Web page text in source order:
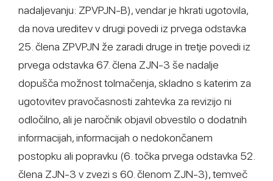
nadaljevanju: ZPVPJN-B), vendar je hkrati ugotovila,
da nova ureditev v drugi povedi iz prvega odstavka
25. člena ZPVPJN že zaradi druge in tretje povedi iz
prvega odstavka 67. člena ZJN-3 še nadalje
dopušča možnost tolmačenja, skladno s katerim za
ugotovitev pravočasnosti zahtevka za revizijo ni
odločilno, ali je naročnik objavil obvestilo o dodatnih
informacijah, informacijah o nedokončanem
postopku ali popravku (6. točka prvega odstavka 52.
člena ZJN-3 v zvezi s 60. členom ZJN-3), temveč